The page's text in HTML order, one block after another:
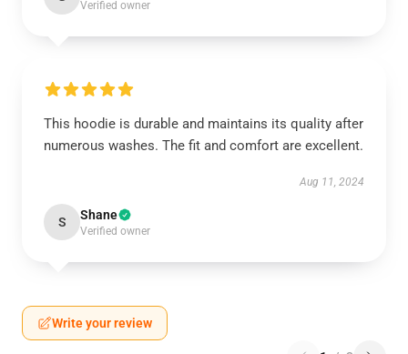
Verified owner
This hoodie is durable and maintains its quality after
numerous washes. The fit and comfort are excellent.
Aug 11, 2024
S Shane
Verified owner
Write your review